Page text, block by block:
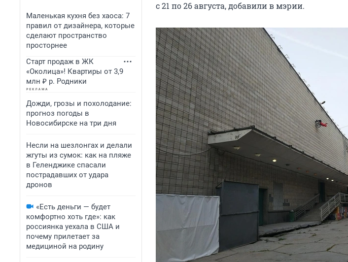
Маленькая кухня без хаоса: 7
правил от дизайнера, которые
сделают пространство
просторнее
Старт продаж в ЖК
«Околица»! Квартиры от 3,9
млн ₽ р. Родники
Дожди, грозы и похолодание:
прогноз погоды в
Новосибирске на три дня
Несли на шезлонгах и делали
жгуты из сумок: как на пляже
в Геленджике спасали
пострадавших от удара
дронов
«Есть деньги — будет
комфортно хоть где»: как
россиянка уехала в США и
почему прилетает за
медициной на родину
с 21 по 26 августа, добавили в мэрии.